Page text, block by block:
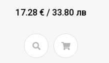
17.28 € / 33.80 лв